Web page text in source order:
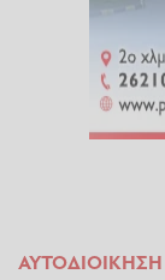
ΑΥΤΟΔΙΟΊΚΗΣΗ